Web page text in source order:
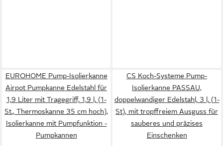
EUROHOME Pump-Isolierkanne
Airpot Pumpkanne Edelstahl für
1,9 Liter mit Tragegriff, 1,9 l, (1-
St., Thermoskanne 35 cm hoch),
Isolierkanne mit Pumpfunktion -
Pumpkannen
CS Koch-Systeme Pump-
Isolierkanne PASSAU,
doppelwandiger Edelstahl, 3 l, (1-
St), mit tropffreiem Ausguss für
sauberes und präzises
Einschenken